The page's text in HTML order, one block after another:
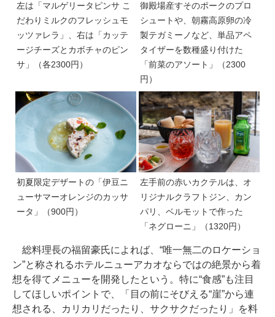
左は「マルゲリータピンサ こ
だわりミルクのフレッシュモ
ッツァレラ」、右は「カッテ
ージチーズとカボチャのピン
サ」（各2300円）
御殿場産すそのポークのプロ
シュートや、朝霧高原卵の冷
製テガミーノなど、単品アペ
タイザーを数種盛り付けた
「前菜のアソート」（2300
円）
初夏限定デザートの「伊豆ニ
ューサマーオレンジのカッサ
ータ」（900円）
左手前の赤いカクテルは、オ
リジナルクラフトジン、カン
パリ、ベルモットで作った
「ネグローニ」（1320円）
総料理長の福留豪氏によれば、“唯一無二のロケーショ
ン”と称されるホテルニューアカオならではの絶景から着
想を得てメニューを開発したという。特に“食感”も注目
してほしいポイントで、「目の前にそびえる“崖”から連
想される、カリカリだったり、サクサクだったり」を料